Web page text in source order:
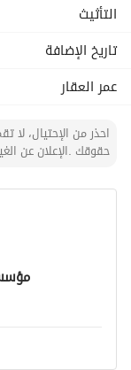
التأثيث
تاريخ الإضافة
عمر العقار
احذر من الإحتيال، لا
حقوقك .الإعلان عن